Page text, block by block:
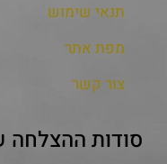
תנאי שימוש
מפת אתר
צור קשר
סודות ההצלחה